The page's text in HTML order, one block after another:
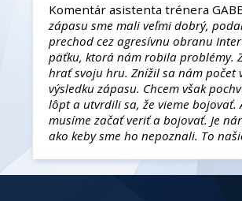
Komentár asistenta trénera
zápasu sme mali veľmi dobrý,
prechod cez agresívnu obranu
päťku, ktorá nám robila problémy.
hrať svoju hru. Znížil sa nám počet
výsledku zápasu. Chcem však
lôpt a utvrdili sa, že vieme
musíme začať veriť a bojovať. Je
ako keby sme ho nepoznali. To